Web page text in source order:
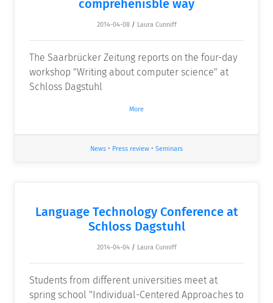
comprehenisble way
2014-04-08 / Laura Cunniff
The Saarbrücker Zeitung reports on the four-day
workshop "Writing about computer science" at
Schloss Dagstuhl
More
News • Press review • Seminars
Language Technology Conference at
Schloss Dagstuhl
2014-04-04 / Laura Cunniff
Students from different universities meet at
spring school "Individual-Centered Approaches to